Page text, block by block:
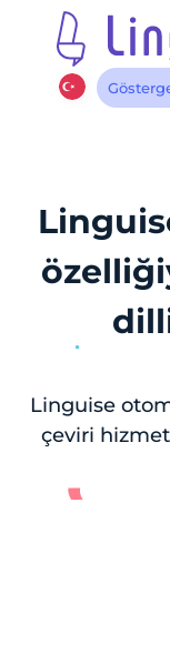
Linguise
çeviri